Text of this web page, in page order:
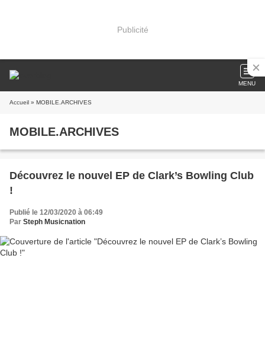
Publicité
MENU
Accueil » MOBILE.ARCHIVES
MOBILE.ARCHIVES
Découvrez le nouvel EP de Clark’s Bowling Club
!
Publié le 12/03/2020 à 06:49
Par Steph Musicnation